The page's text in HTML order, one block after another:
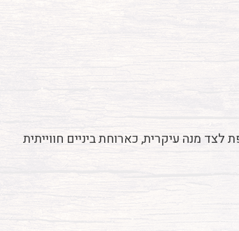
מנה עיקרית, כארוחת ביניים חווייתית